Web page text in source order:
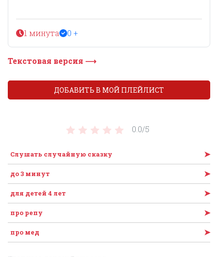
1 минута 0 +
Текстовая версия ⟶
0.0/5
Слушать случайную сказку ➤
до 3 минут ➤
для детей 4 лет ➤
про репу ➤
про мед ➤
ДОБАВИТЬ В МОЙ ПЛЕЙЛИСТ